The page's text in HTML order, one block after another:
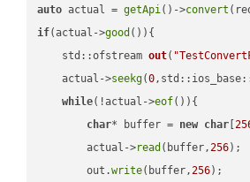
auto actual = getApi()->convert
if(actual->good ()){
std::ofstream out(
    actual->
seekg(0
while(!actual->eof()){
char* buffer = new char [
        actual->
read (buffer,256);
        out.
write(buffer,256);